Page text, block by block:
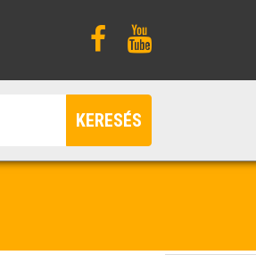
KERESÉS